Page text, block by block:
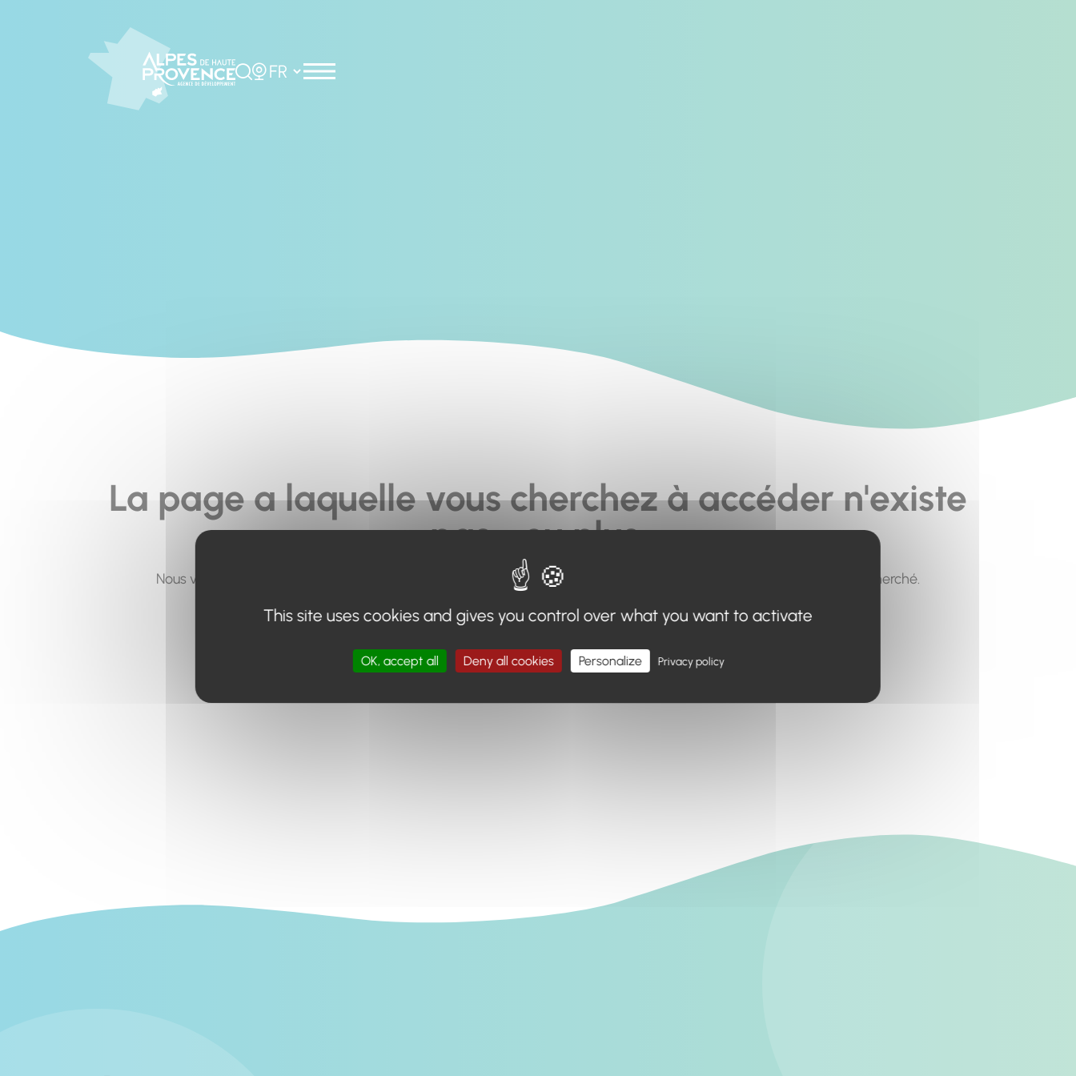
Rechercher
Choisir la langue
La page a laquelle vous cherchez à accéder n'existe
pas... ou plus.
Nous vous invitons à utiliser le moteur de recherche en haut de page, ou à utiliser le menu pour trouver le contenu recherché.
Retour à l'accueil
This site uses cookies and gives you control over what you want to activate
OK, accept all Deny all cookies Personalize Privacy policy